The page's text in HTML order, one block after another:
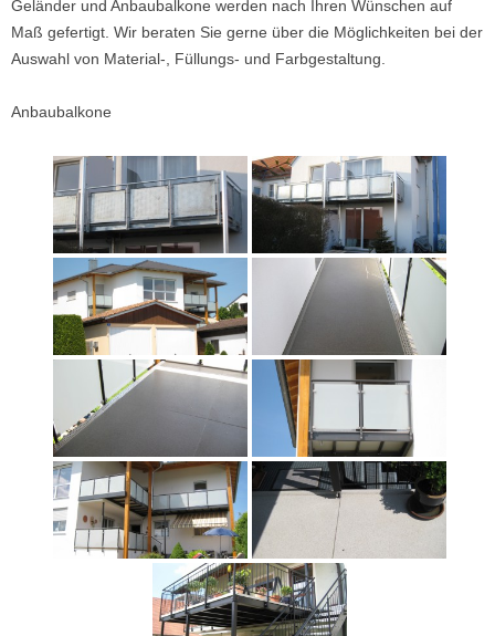
Geländer und Anbaubalkone werden nach Ihren Wünschen auf
Maß gefertigt. Wir beraten Sie gerne über die Möglichkeiten bei der
Auswahl von Material-, Füllungs- und Farbgestaltung.
Anbaubalkone